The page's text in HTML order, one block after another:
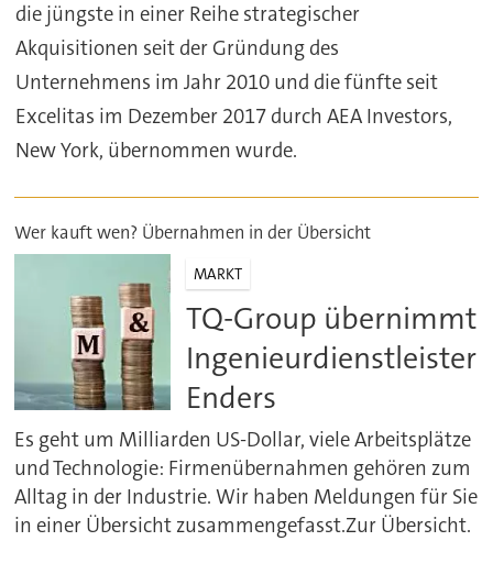
die jüngste in einer Reihe strategischer
Akquisitionen seit der Gründung des
Unternehmens im Jahr 2010 und die fünfte seit
Excelitas im Dezember 2017 durch AEA Investors,
New York, übernommen wurde.
Wer kauft wen? Übernahmen in der Übersicht
MARKT
TQ-Group übernimmt
Ingenieurdienstleister
Enders
Es geht um Milliarden US-Dollar, viele Arbeitsplätze
und Technologie: Firmenübernahmen gehören zum
Alltag in der Industrie. Wir haben Meldungen für Sie
in einer Übersicht zusammengefasst.Zur Übersicht.